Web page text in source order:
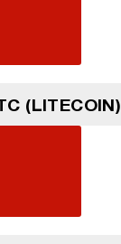
(LITECOIN)